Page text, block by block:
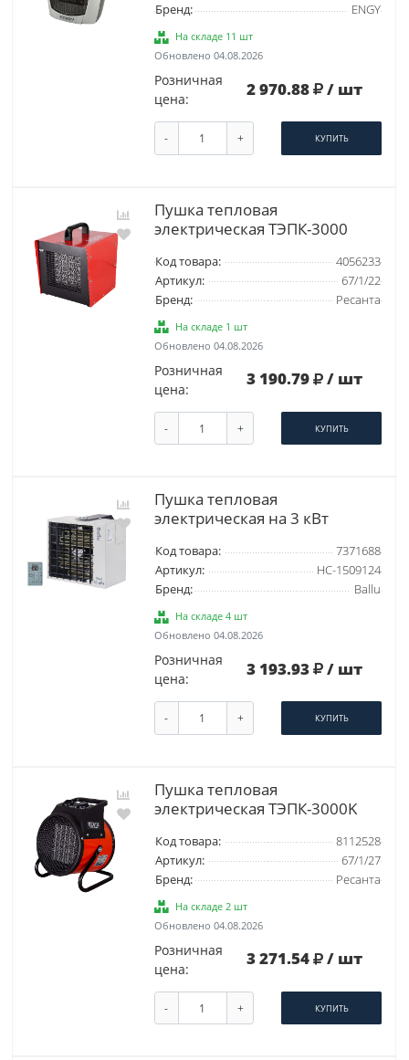
Бренд: ENGY
На складе 11 шт
Обновлено 04.08.2026
Розничная
цена:
2 970.88 / шт
- + КУПИТЬ
Пушка тепловая
электрическая ТЭПК-3000
Код товара:
4056233
Артикул:
67/1/22
Бренд:
Ресанта
На складе 1 шт
Обновлено 04.08.2026
Розничная
цена:
3 190.79 / шт
- + КУПИТЬ
Пушка тепловая
электрическая на 3 кВт
Код товара:
7371688
Артикул:
НС-1509124
Бренд:
Ballu
На складе 4 шт
Обновлено 04.08.2026
Розничная
цена:
3 193.93 / шт
- + КУПИТЬ
Пушка тепловая
электрическая ТЭПК-3000K
Код товара:
8112528
Артикул:
67/1/27
Бренд:
Ресанта
На складе 2 шт
Обновлено 04.08.2026
Розничная
цена:
3 271.54 / шт
- + КУПИТЬ